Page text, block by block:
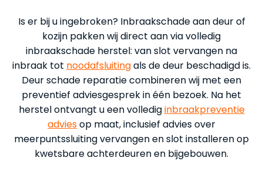
Is er bij u ingebroken? Inbraakschade aan deur of
kozijn pakken wij direct aan via volledig
inbraakschade herstel: van slot vervangen na
inbraak tot noodafsluitingals de deur beschadigd is.
Deur schade reparatie combineren wij met een
preventief adviesgesprek in één bezoek. Na het
herstel ontvangt u een vollediginbraakpreventie
adviesop maat, inclusief advies over
meerpuntssluiting vervangen en slot installeren op
kwetsbare achterdeuren en bijgebouwen.